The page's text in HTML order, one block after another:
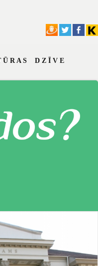
R A S D Z Ī V E